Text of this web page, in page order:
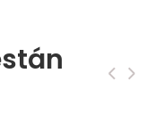
‹ ›